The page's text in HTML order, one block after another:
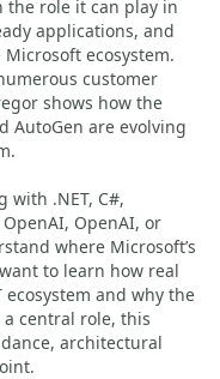
the role it can play in
applications, and
ecosystem.
customer
shows how the
AutoGen are evolving
with .NET, C#,
OpenAI, or
where Microsoft’s
to learn how real
and why the
central role, this
architectural